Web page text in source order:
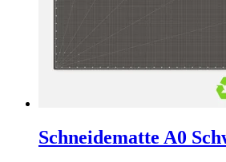
Schneidematte A0